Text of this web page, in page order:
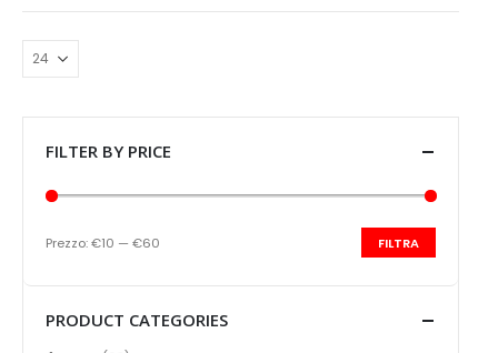
FILTER BY PRICE
Prezzo
Prezzo
FILTRA
Prezzo:€10 — €60
PRODUCT CATEGORIES